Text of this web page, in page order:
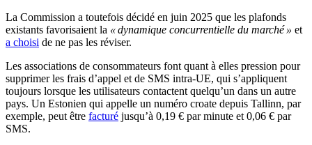
La Commission a toutefois décidé en juin 2025 que les plafonds
existants favorisaient la « dynamique concurrentielle du marché » et
a choisi de ne pas les réviser.
Les associations de consommateurs font quant à elles pression pour
supprimer les frais d’appel et de SMS intra-UE, qui s’appliquent
toujours lorsque les utilisateurs contactent quelqu’un dans un autre
pays. Un Estonien qui appelle un numéro croate depuis Tallinn, par
exemple, peut être facturé jusqu’à 0,19 € par minute et 0,06 € par
SMS.